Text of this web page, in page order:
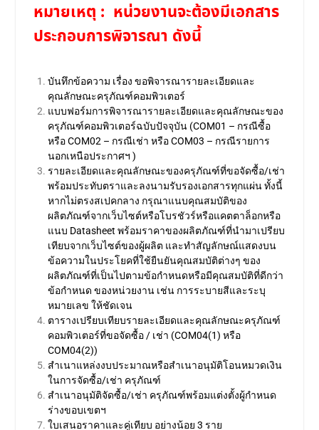
หมายเหตุ : หน่วยงานจะต้องมีเอกสาร
ประกอบการพิจารณา ดังนี้
บันทึกข้อความ เรื่อง ขอพิจารณารายละเอียดและ
คุณลักษณะครุภัณฑ์คอมพิวเตอร์
แบบฟอร์มการพิจารณารายละเอียดและคุณลักษณะของ
ครุภัณฑ์คอมพิวเตอร์ฉบับปัจจุบัน (COM01 – กรณีซื้อ
หรือ COM02 – กรณีเช่า หรือ COM03 – กรณีรายการ
นอกเหนือประกาศฯ )
รายละเอียดและคุณลักษณะของครุภัณฑ์ที่ขอจัดซื้อ/เช่า
พร้อมประทับตราและลงนามรับรองเอกสารทุกแผ่น ทั้งนี้
หากไม่ตรงสเปคกลาง กรุณาแนบคุณสมบัติของ
ผลิตภัณฑ์จากเว็บไซต์หรือโบรชัวร์หรือแคตตาล็อกหรือ
แนบ Datasheet พร้อมราคาของผลิตภัณฑ์ที่นำมาเปรียบ
เทียบจากเว็บไซต์ของผู้ผลิต และทำสัญลักษณ์แสดงบน
ข้อความในประโยคที่ใช้ยืนยันคุณสมบัติต่างๆ ของ
ผลิตภัณฑ์ที่เป็นไปตามข้อกำหนดหรือมีคุณสมบัติที่ดีกว่า
ข้อกำหนด ของหน่วยงาน เช่น การระบายสีและระบุ
หมายเลข ให้ชัดเจน
ตารางเปรียบเทียบรายละเอียดและคุณลักษณะครุภัณฑ์
คอมพิวเตอร์ที่ขอจัดซื้อ / เช่า (COM04(1) หรือ
COM04(2))
สำเนาแหล่งงบประมาณหรือสำเนาอนุมัติโอนหมวดเงิน
ในการจัดซื้อ/เช่า ครุภัณฑ์
สำเนาอนุมัติจัดซื้อ/เช่า ครุภัณฑ์พร้อมแต่งตั้งผู้กำหนด
ร่างขอบเขตฯ
ใบเสนอราคาและคู่เทียบ อย่างน้อย 3 ราย